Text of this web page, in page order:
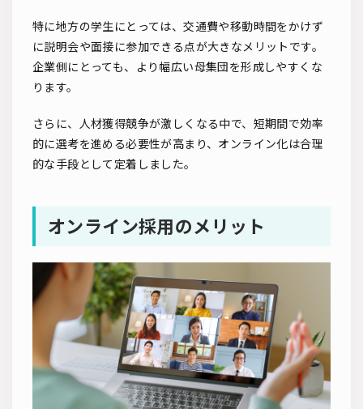
特に地方の学生にとっては、交通費や移動時間をかけず
に説明会や面接に参加できる点が大きなメリットです。
企業側にとっても、より幅広い母集団を形成しやすくな
ります。
さらに、人材獲得競争が激しくなる中で、短期間で効率
的に選考を進める必要性が高まり、オンライン化は合理
的な手段として定着しました。
オンライン採用のメリット